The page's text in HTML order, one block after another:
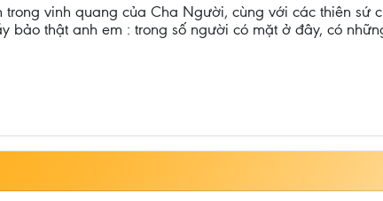
trong vinh quang của Cha Người, cùng với các thiên
bảo thật anh em : trong số người có mặt ở đây, có